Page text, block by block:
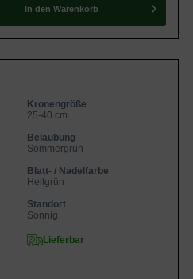
In den Warenkorb
Kronengröße
25-40 cm
Belaubung
Sommergrün
Blatt- / Nadelfarbe
Hellgrün
Standort
Sonnig
Lieferbar